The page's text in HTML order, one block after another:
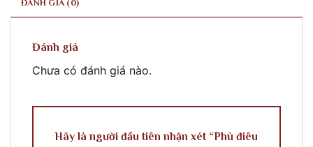
ĐÁNH GIÁ (0)
Đánh giá
Chưa có đánh giá nào.
Hãy là người đầu tiên nhận xét “Phù điêu